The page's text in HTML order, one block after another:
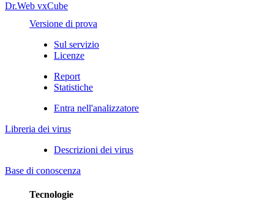
Dr.Web vxCube
Versione di prova
Sul servizio
Licenze
Report
Statistiche
Entra nell'analizzatore
Libreria dei virus
Descrizioni dei virus
Base di conoscenza
Tecnologie